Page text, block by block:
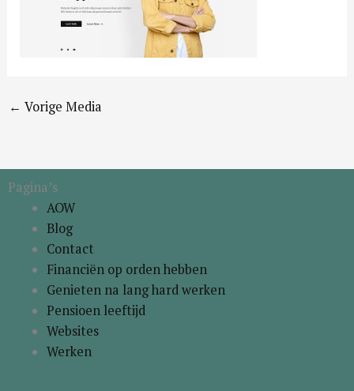
← Vorige Media
Pagina’s
AOW
Blog
Contact
Financiën op orden hebben
Genieten na lang hard werken
Pensioen leeftijd
Websites
Werken